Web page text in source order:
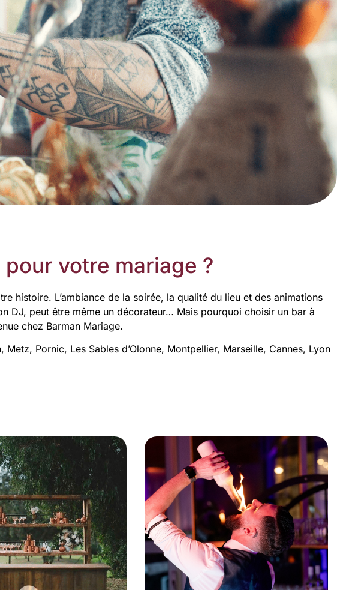
votre mariage​ ?
histoire. L’ambiance de la soirée, la qualité du lieu et des animations
DJ, peut être même un décorateur… Mais pourquoi choisir un bar à
chez Barman Mariage.
Pornic, Les Sables d’Olonne, Montpellier, Marseille, Cannes, Lyon